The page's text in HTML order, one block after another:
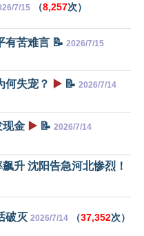
7/15 （8,257次）
有苦难言 📝 2026/7/15
何失宠？ ▶️ 📝 2026/7/14
现金 ▶️ 📝 2026/7/14
升 沈阳告急河北惨烈！
破灭 2026/7/14 （37,352次）